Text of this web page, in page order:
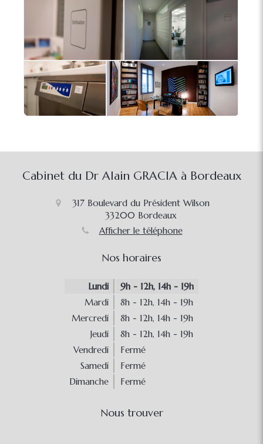
Cabinet du Dr Alain GRACIA à Bordeaux
317 Boulevard du Président Wilson
33200 Bordeaux
Afficher le téléphone
Nos horaires
Lundi 9h - 12h, 14h - 19h
Mardi
8h - 12h, 14h - 19h
Mercredi
8h - 12h, 14h - 19h
Jeudi
8h - 12h, 14h - 19h
Vendredi
Fermé
Samedi
Fermé
Dimanche
Fermé
Nous trouver